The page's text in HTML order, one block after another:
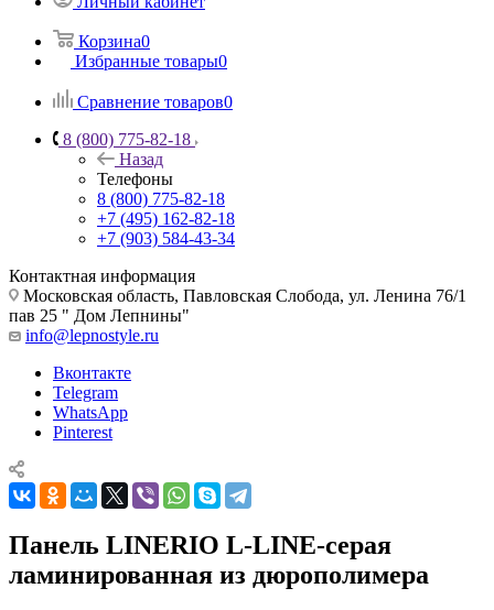
Корзина0
Избранные товары0
Сравнение товаров0
8 (800) 775-82-18
Назад
Телефоны
8 (800) 775-82-18
+7 (495) 162-82-18
+7 (903) 584-43-34
Контактная информация
Московская область, Павловская Слобода, ул. Ленина 76/1
пав 25 " Дом Лепнины"
info@lepnostyle.ru
Вконтакте
Telegram
WhatsApp
Pinterest
Панель LINERIO L-LINE-серая
ламинированная из дюрополимера